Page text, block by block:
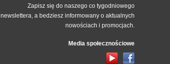
Zapisz się do naszego co tygodniowego
newslettera, a bedziesz informowany o aktualnych
nowościach i promocjach.
Media społecznościowe